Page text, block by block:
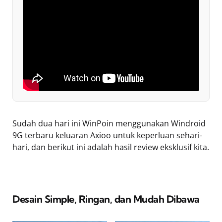
Sudah dua hari ini WinPoin menggunakan Windroid
9G terbaru keluaran Axioo untuk keperluan sehari-
hari, dan berikut ini adalah hasil review eksklusif kita.
Desain Simple, Ringan, dan Mudah Dibawa